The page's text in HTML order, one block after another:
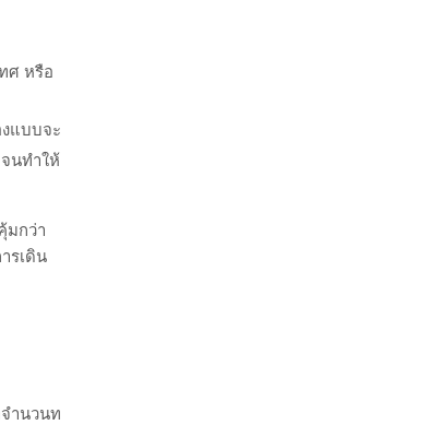
ศ หรือ
แบบจะ
นทำให้
มกว่า
รเดิน
ำนวนท